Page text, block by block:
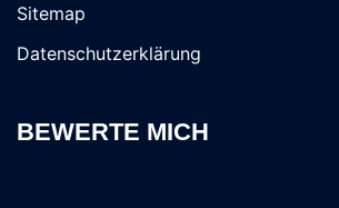
Sitemap
Datenschutzerklärung
BEWERTE MICH